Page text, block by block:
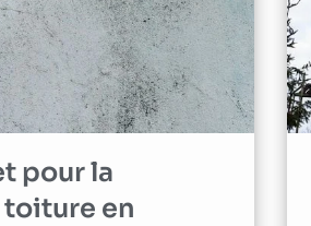
pour la
en